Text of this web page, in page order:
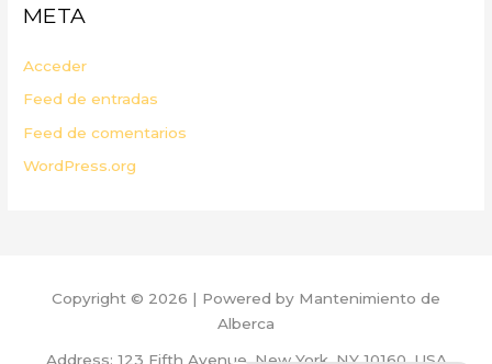
META
Acceder
Feed de entradas
Feed de comentarios
WordPress.org
Copyright © 2026 | Powered by Mantenimiento de
Alberca
Address: 123 Fifth Avenue, New York, NY 10160, USA